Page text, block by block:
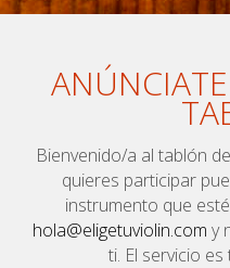
Bienvenido/a al tablón
quieres participar
instrumento que
hola@eligetuviolin.com y
ti. El servicio